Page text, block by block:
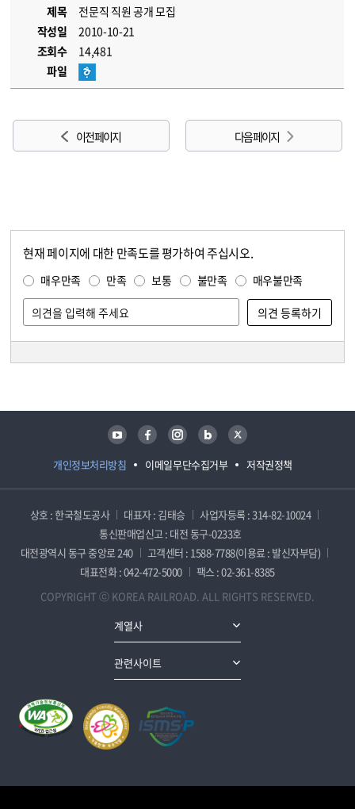
제목
전문직 직원 공개 모집
작성일
2010-10-21
조회수
14,481
파일
이전 페이지 다음 페이지
현재 페이지에 대한 만족도를 평가하여 주십시오.
매우만족 만족 보통 불만족 매우불만족
개인정보처리방침 이메일무단수집거부 저작권정책
유튜브 페이스북 인스타그램 블로그 트위터
상호 : 한국철도공사 대표자 : 김태승
사업자등록 : 314-82-10024
통신판매업신고 : 대전 동구-0233호
대전광역시 동구 중앙로 240
고객센터 : 1588-7788(이용료 : 발신자부담)
대표전화 : 042-472-5000
팩스 : 02-361-8385
COPYRIGHT ⓒ KOREA RAILROAD. ALL RIGHTS RESERVED.
계열사
관련사이트